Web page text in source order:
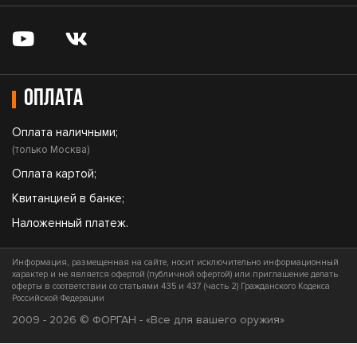
Оплата
Оплата наличными;
(только Москва)
Оплата картой;
Квитанцией в банке;
Наложенный платеж.
Информация, размещенная на сайте, носит исключительно информационный
характер и не является офертой (публичной офертой) или приглашение делать
оферты в соответствии со статьями 435 и 437 (часть 2) Гражданского Кодекса
Российской Федерации
2009 - 2026 © ФОРГАН - «Все для вашего оружия»